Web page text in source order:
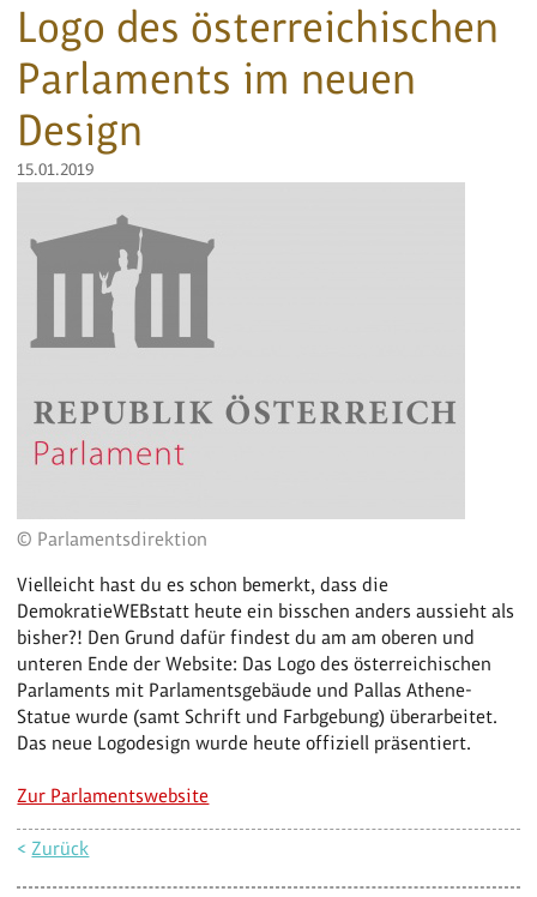
Logo des österreichischen
Parlaments im neuen
Design
15.01.2019
© Parlamentsdirektion
Vielleicht hast du es schon bemerkt, dass die
DemokratieWEBstatt heute ein bisschen anders aussieht als
bisher?! Den Grund dafür findest du am am oberen und
unteren Ende der Website: Das Logo des österreichischen
Parlaments mit Parlamentsgebäude und Pallas Athene-
Statue wurde (samt Schrift und Farbgebung) überarbeitet.
Das neue Logodesign wurde heute offiziell präsentiert.
Zur Parlamentswebsite
< Zurück